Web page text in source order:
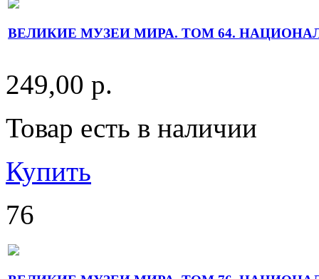
ВЕЛИКИЕ МУЗЕИ МИРА. ТОМ 64.
249,00 р.
Товар есть в наличии
Купить
76